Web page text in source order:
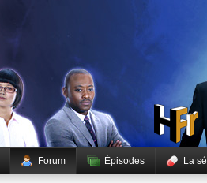
Forum Épisodes La